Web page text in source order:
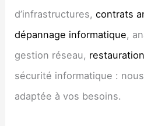
d’infrastructures, contrats
dépannage informatique,
gestion réseau,
sécurité informatique :
adaptée à vos besoins.